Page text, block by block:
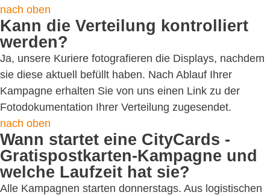
nach oben
Kann die Verteilung kontrolliert
werden?
Ja, unsere Kuriere fotografieren die Displays, nachdem
sie diese aktuell befüllt haben. Nach Ablauf Ihrer
Kampagne erhalten Sie von uns einen Link zu der
Fotodokumentation Ihrer Verteilung zugesendet.
nach oben
Wann startet eine CityCards -
Gratispostkarten-Kampagne und
welche Laufzeit hat sie?
Alle Kampagnen starten donnerstags. Aus logistischen